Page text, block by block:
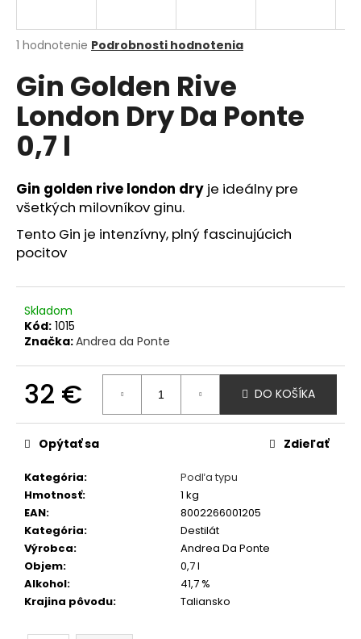
Priemerné
produktu
je
5,0
5
hviezdičiek.
1 hodnotenie Podrobnosti hodnotenia
Gin Golden Rive
London Dry Da Ponte
0,7 l
Gin golden rive london dry je ideálny pre
všetkých milovníkov ginu.
Tento Gin je intenzívny, plný fascinujúcich
pocitov
Skladom
Kód: 1015
Značka:Andrea da Ponte
32 €
cena:
DO KOŠÍKA
Kategória:
Podľa typu
Hmotnosť:
1 kg
EAN:
8002266001205
Kategória:
Destilát
Výrobca:
Andrea Da Ponte
Objem:
0,7 l
Alkohol:
41,7 %
Krajina pôvodu: Taliansko
Opýtať sa Zdieľať
j
ť
?
HĽADAŤ
O
p
o
ú
č
a
m
e
PINATARO
PRIMITIVO
IGP
0,75
11,50
€